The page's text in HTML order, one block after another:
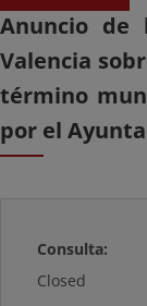
Anuncio de
Valencia
término
por el
Consulta:
Closed